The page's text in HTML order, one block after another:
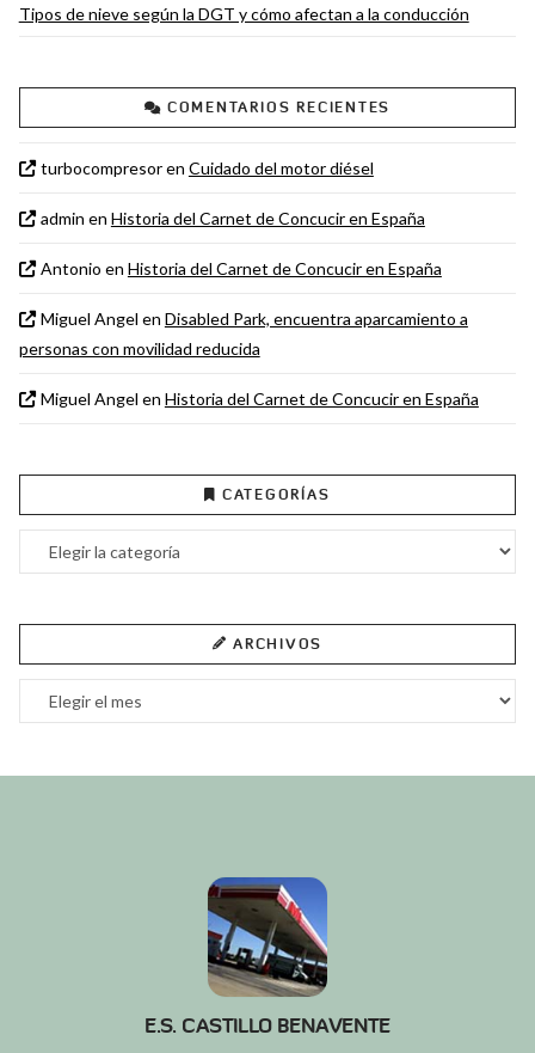
Tipos de nieve según la DGT y cómo afectan a la conducción
COMENTARIOS RECIENTES
turbocompresoren Cuidado del motor diésel
admin en Historia del Carnet de Concucir en España
Antonio en Historia del Carnet de Concucir en España
Miguel Angel en Disabled Park, encuentra aparcamiento a
personas con movilidad reducida
Miguel Angel en Historia del Carnet de Concucir en España
CATEGORÍAS
Categorías
ARCHIVOS
Archivos
E.S. CASTILLO BENAVENTE